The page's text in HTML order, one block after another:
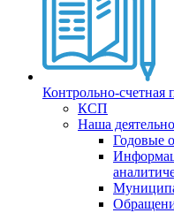
Контрольно-счетная
КСП
Наша
Годовые